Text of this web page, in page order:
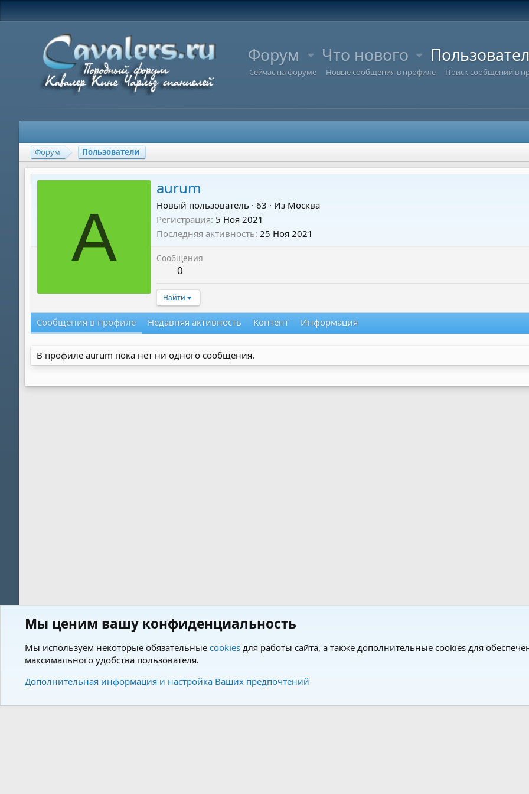
Форум Что нового
Сейчас на форуме Новые сообщения в профиле Поиск сообщений в
Форум Пользователи
A
aurum
Новый пользователь · 63 · Из Москва
Регистрация 5 Ноя 2021
Последняя активность 25 Ноя 2021
Сообщения
0
Найти
Сообщения в профиле Недавняя активность Контент Информация
В профиле aurum пока нет ни одного сообщения.
Мы ценим вашу конфиденциальность
Мы используем некоторые обязательные cookies для работы сайта, а также дополнительные cookies для
максимального удобства пользователя.
Дополнительная информация и настройка Ваших предпочтений